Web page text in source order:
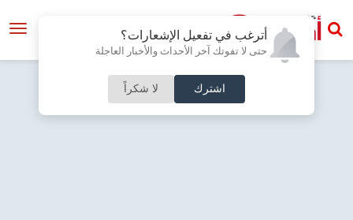
أترغب في تفعيل الإشعارات؟
حتى لا تفوتك آخر الأحداث والأخبار العاجلة
اشترك لا شكراً